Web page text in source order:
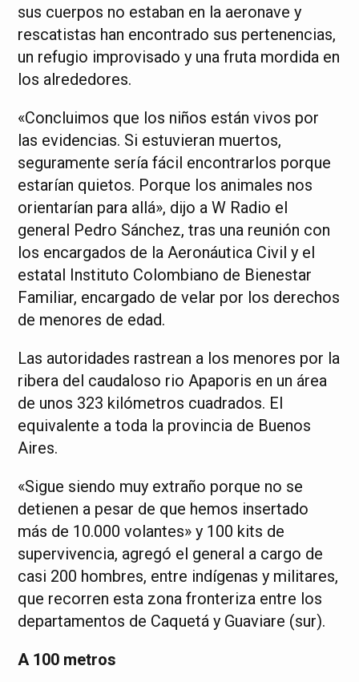
sus cuerpos no estaban en la aeronave y
rescatistas han encontrado sus pertenencias,
un refugio improvisado y una fruta mordida en
los alrededores.
«Concluimos que los niños están vivos por
las evidencias. Si estuvieran muertos,
seguramente sería fácil encontrarlos porque
estarían quietos. Porque los animales nos
orientarían para allá», dijo a W Radio el
general Pedro Sánchez, tras una reunión con
los encargados de la Aeronáutica Civil y el
estatal Instituto Colombiano de Bienestar
Familiar, encargado de velar por los derechos
de menores de edad.
Las autoridades rastrean a los menores por la
ribera del caudaloso rio Apaporis en un área
de unos 323 kilómetros cuadrados. El
equivalente a toda la provincia de Buenos
Aires.
«Sigue siendo muy extraño porque no se
detienen a pesar de que hemos insertado
más de 10.000 volantes» y 100 kits de
supervivencia, agregó el general a cargo de
casi 200 hombres, entre indígenas y militares,
que recorren esta zona fronteriza entre los
departamentos de Caquetá y Guaviare (sur).
A 100 metros